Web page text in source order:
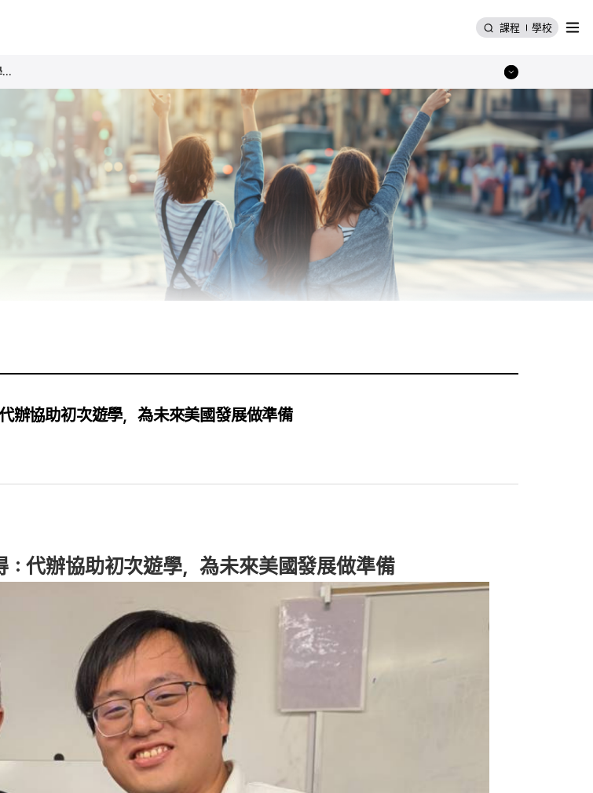
課程 學校
...
辦協助初次遊學，為未來美國發展做準備
：代辦協助初次遊學，為未來美國發展做準備